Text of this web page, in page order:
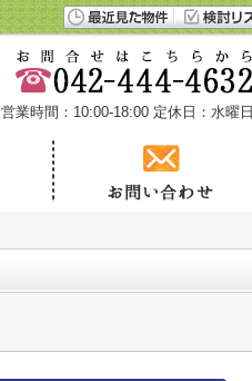
営業時間：10:00-18:00 定休日：水曜日